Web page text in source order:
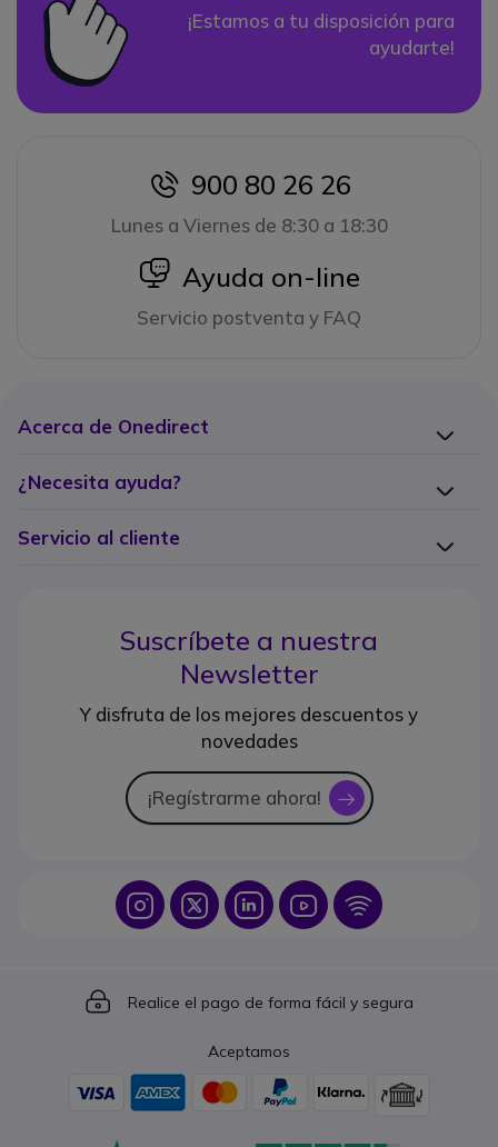
¡Estamos a tu disposición para
ayudarte!
icon
900 80 26 26
Lunes a Viernes de 8:30 a 18:30
icon
Ayuda on-line
Servicio postventa y FAQ
Acerca de Onedirect
¿Necesita ayuda?
Servicio al cliente
Suscríbete a nuestra
Newsletter
Y disfruta de los mejores descuentos y
novedades
¡Regístrarme ahora! icon
Icon IconIcon Icon Icon
Icon
Realice el pago de forma fácil y segura
Aceptamos